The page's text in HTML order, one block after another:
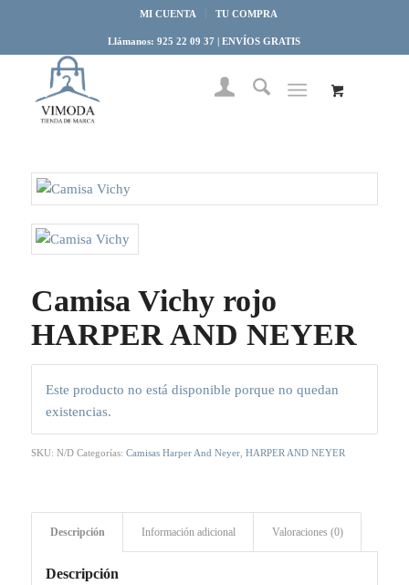
MI CUENTA TU COMPRA
Llámanos: 925 22 09 37 | ENVÍOS GRATIS
Camisa Vichy rojo
HARPER AND NEYER
Este producto no está disponible porque no quedan
existencias.
SKU: N/D Categorías: Camisas Harper And Neyer, HARPER AND NEYER
Descripción Información adicional Valoraciones (0)
Descripción